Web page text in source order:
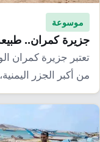
موسوعة
جزيرة كمران..
تعتبر جزيرة كمران
من أكبر الجزر